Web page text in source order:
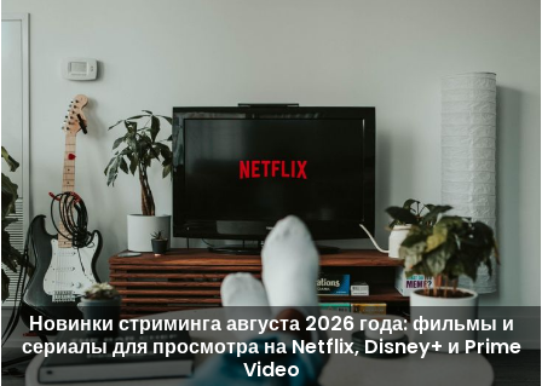
Новинки стриминга августа 2026 года: фильмы и
сериалы для просмотра на Netflix, Disney+ и Prime
Video